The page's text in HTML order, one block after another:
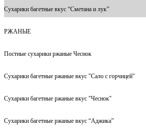
Сухарики багетные вкус “Сметана и лук”
РЖАНЫЕ
Постные сухарики ржаные Чеснок
Сухарики багетные ржаные вкус "Сало с горчицей"
Сухарики багетные ржаные вкус "Чеснок"
Сухарики багетные ржаные вкус “Аджика”